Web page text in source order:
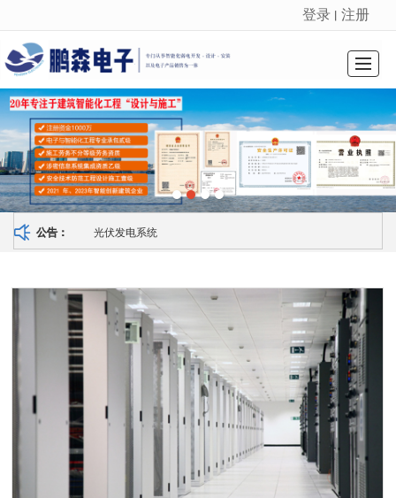
很遗憾，因您的浏览器版本过低导致无法获得最佳浏览体验，推荐下载安装谷歌浏览器！
登录 注册
首页 关于我们 资讯中心 资质荣誉 技术服务 公司业绩
公告： 光伏发电系统